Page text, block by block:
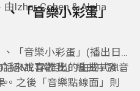
Izhar Cohen & Alpha
「音樂小彩蛋」
「音樂小彩蛋」(播出日
紹META推出的生成式AI音
。之後「音樂點線面」則
來說喜歡我」編曲中發現